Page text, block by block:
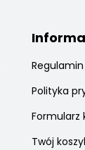
Polityka
Formularz
Twój